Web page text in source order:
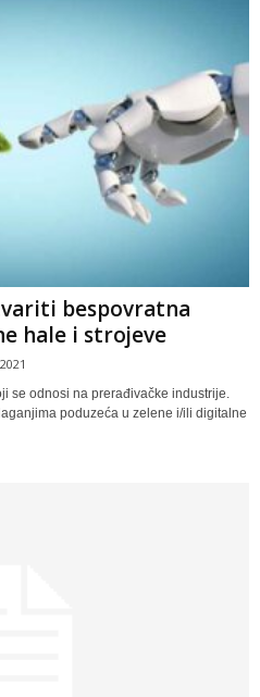
bespovratna
hale i strojeve
se odnosi na prerađivačke industrije.
poduzeća u zelene i/ili digitalne